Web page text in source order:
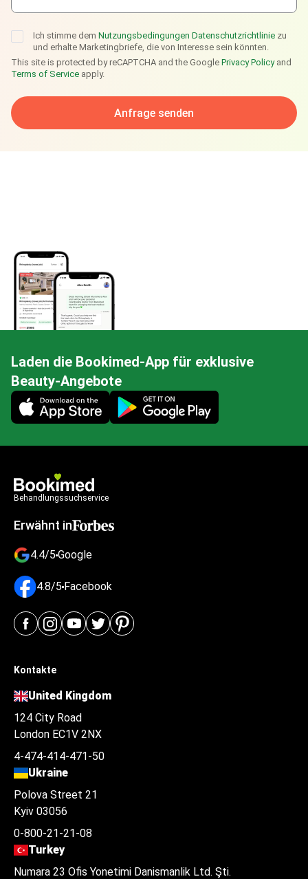
Ich stimme dem Nutzungsbedingungen Datenschutzrichtlinie zu
und erhalte Marketingbriefe, die von Interesse sein könnten.
This site is protected by reCAPTCHA and the Google Privacy Policyand
Terms of Service apply.
Anfrage senden
Laden die Bookimed-App für exklusive
Beauty-Angebote
Mobile app illustration
Behandlungssuchservice
Erwähnt in
4.4/5 Google
4.8/5 Facebook
Kontakte
United Kingdom
124 City Road
London EC1V 2NX
4-474-414-471-50
Ukraine
Polova Street 21
Kyiv 03056
0-800-21-21-08
Turkey
Numara 23 Ofis Yonetimi Danismanlik Ltd. Şti.